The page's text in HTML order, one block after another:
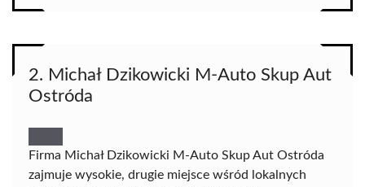
2. Michał Dzikowicki M-Auto Skup Aut
Ostróda
Firma Michał Dzikowicki M-Auto Skup Aut Ostróda
zajmuje wysokie, drugie miejsce wśród lokalnych